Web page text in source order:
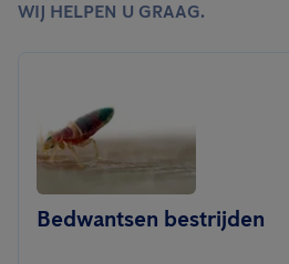
WIJ HELPEN U GRAAG.
Bedwantsen bestrijden